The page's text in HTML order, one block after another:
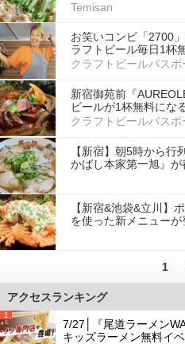
Temisan
お笑いコンビ「2700
ラフトビール毎日1杯
クラフトビールパスポ
新宿御苑前『
ビールが1杯無料にな
クラフトビールパスポ
【新宿】朝5時から行
かばし本家第一旭』が
【新宿&池袋&立川】
を使った新メニュー
1
アクセスランキング
1
7/27│『尾道ラーメン
キッズラーメン無料イ